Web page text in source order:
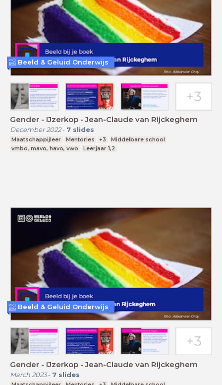
Gender - IJzerkop - Jean-Claude van Rijckeghem
December 2022- 7 slides
Maatschappijleer Mentorles +3
Middelbare school
vmbo, mavo, havo, vwo
Leerjaar 1,2
Beeld & Geluid Onderwijs
Gender - IJzerkop - Jean-Claude van Rijckeghem
March 2023- 7 slides
Beeld & Geluid Onderwijs